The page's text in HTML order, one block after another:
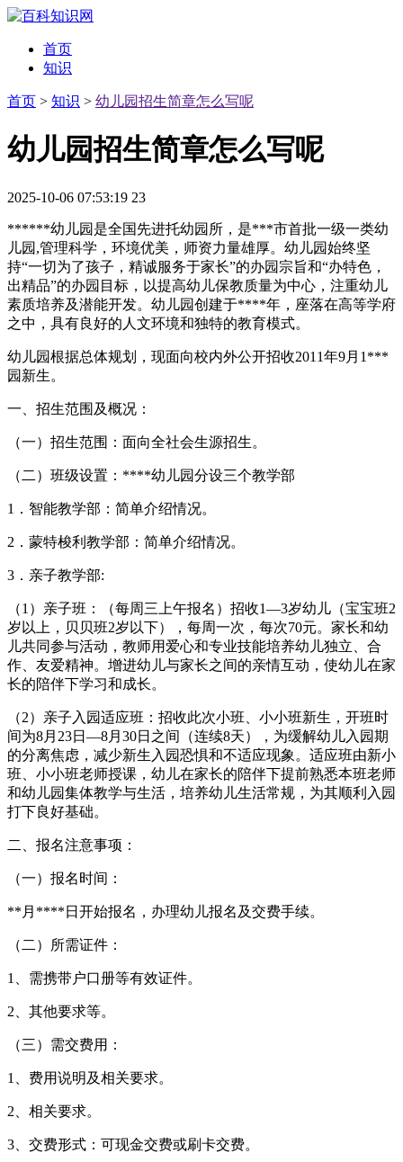
首页
知识
首页 > 知识 > 幼儿园招生简章怎么写呢
幼儿园招生简章怎么写呢
2025-10-06 07:53:19 23
******幼儿园是全国先进托幼园所，是***市首批一级一类幼
儿园,管理科学，环境优美，师资力量雄厚。幼儿园始终坚
持“一切为了孩子，精诚服务于家长”的办园宗旨和“办特色，
出精品”的办园目标，以提高幼儿保教质量为中心，注重幼儿
素质培养及潜能开发。幼儿园创建于****年，座落在高等学府
之中，具有良好的人文环境和独特的教育模式。
幼儿园根据总体规划，现面向校内外公开招收2011年9月1***
园新生。
一、招生范围及概况：
（一）招生范围：面向全社会生源招生。
（二）班级设置：****幼儿园分设三个教学部
1．智能教学部：简单介绍情况。
2．蒙特梭利教学部：简单介绍情况。
3．亲子教学部:
（1）亲子班：（每周三上午报名）招收1—3岁幼儿（宝宝班2
岁以上，贝贝班2岁以下），每周一次，每次70元。家长和幼
儿共同参与活动，教师用爱心和专业技能培养幼儿独立、合
作、友爱精神。增进幼儿与家长之间的亲情互动，使幼儿在家
长的陪伴下学习和成长。
（2）亲子入园适应班：招收此次小班、小小班新生，开班时
间为8月23日—8月30日之间（连续8天），为缓解幼儿入园期
的分离焦虑，减少新生入园恐惧和不适应现象。适应班由新小
班、小小班老师授课，幼儿在家长的陪伴下提前熟悉本班老师
和幼儿园集体教学与生活，培养幼儿生活常规，为其顺利入园
打下良好基础。
二、报名注意事项：
（一）报名时间：
**月****日开始报名，办理幼儿报名及交费手续。
（二）所需证件：
1、需携带户口册等有效证件。
2、其他要求等。
（三）需交费用：
1、费用说明及相关要求。
2、相关要求。
3、交费形式：可现金交费或刷卡交费。